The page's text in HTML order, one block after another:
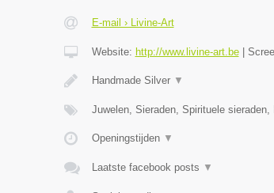
E-mail › Livine-Art
Website: http://www.livine-art.be|
Handmade Silver ▼
Juwelen, Sieraden, Spirituele
Openingstijden ▼
Laatste facebook posts ▼